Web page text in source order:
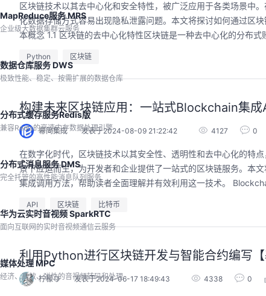
MapReduce服务 MRS
企业级大数据集群云服务
数据仓库服务 DWS
极致性能、稳定、按需扩展的数据仓库
分布式缓存服务Redis版
兼容Redis的高速内存数据处理引擎
分布式消息服务 DMS
完全托管的高性能消息队列服务
华为云实时音视频 SparkRTC
面向互联网的实时音视频通信云服务
媒体处理 MPC
经济、高效、弹性的音视频转码和处理
区块链技术以其去中心化和安全特性，被广泛应用于各类场景中
化数据存储方式容易出现隐私泄露问题。本文将探讨如何通过区
本概念 1.1 区块链的去中心化特性区块链是一种去中心化的分布
Python 区块链
构建未来区块链应用：一站式Blockchain集成
幂简集成 发表于2024-08-09 21:22:42 4127 0
在数字化时代，区块链技术以其安全性、透明性和去中心化的特
景下应运而生，为开发者和企业提供了一站式的区块链服务。本
集成调用方法，帮助读者全面理解并有效利用这一技术。
API 区块链 比特币
利用Python进行区块链开发与智能合约编写【
柠檬🍋 发表于2024-06-17 18:49:43 4338 0